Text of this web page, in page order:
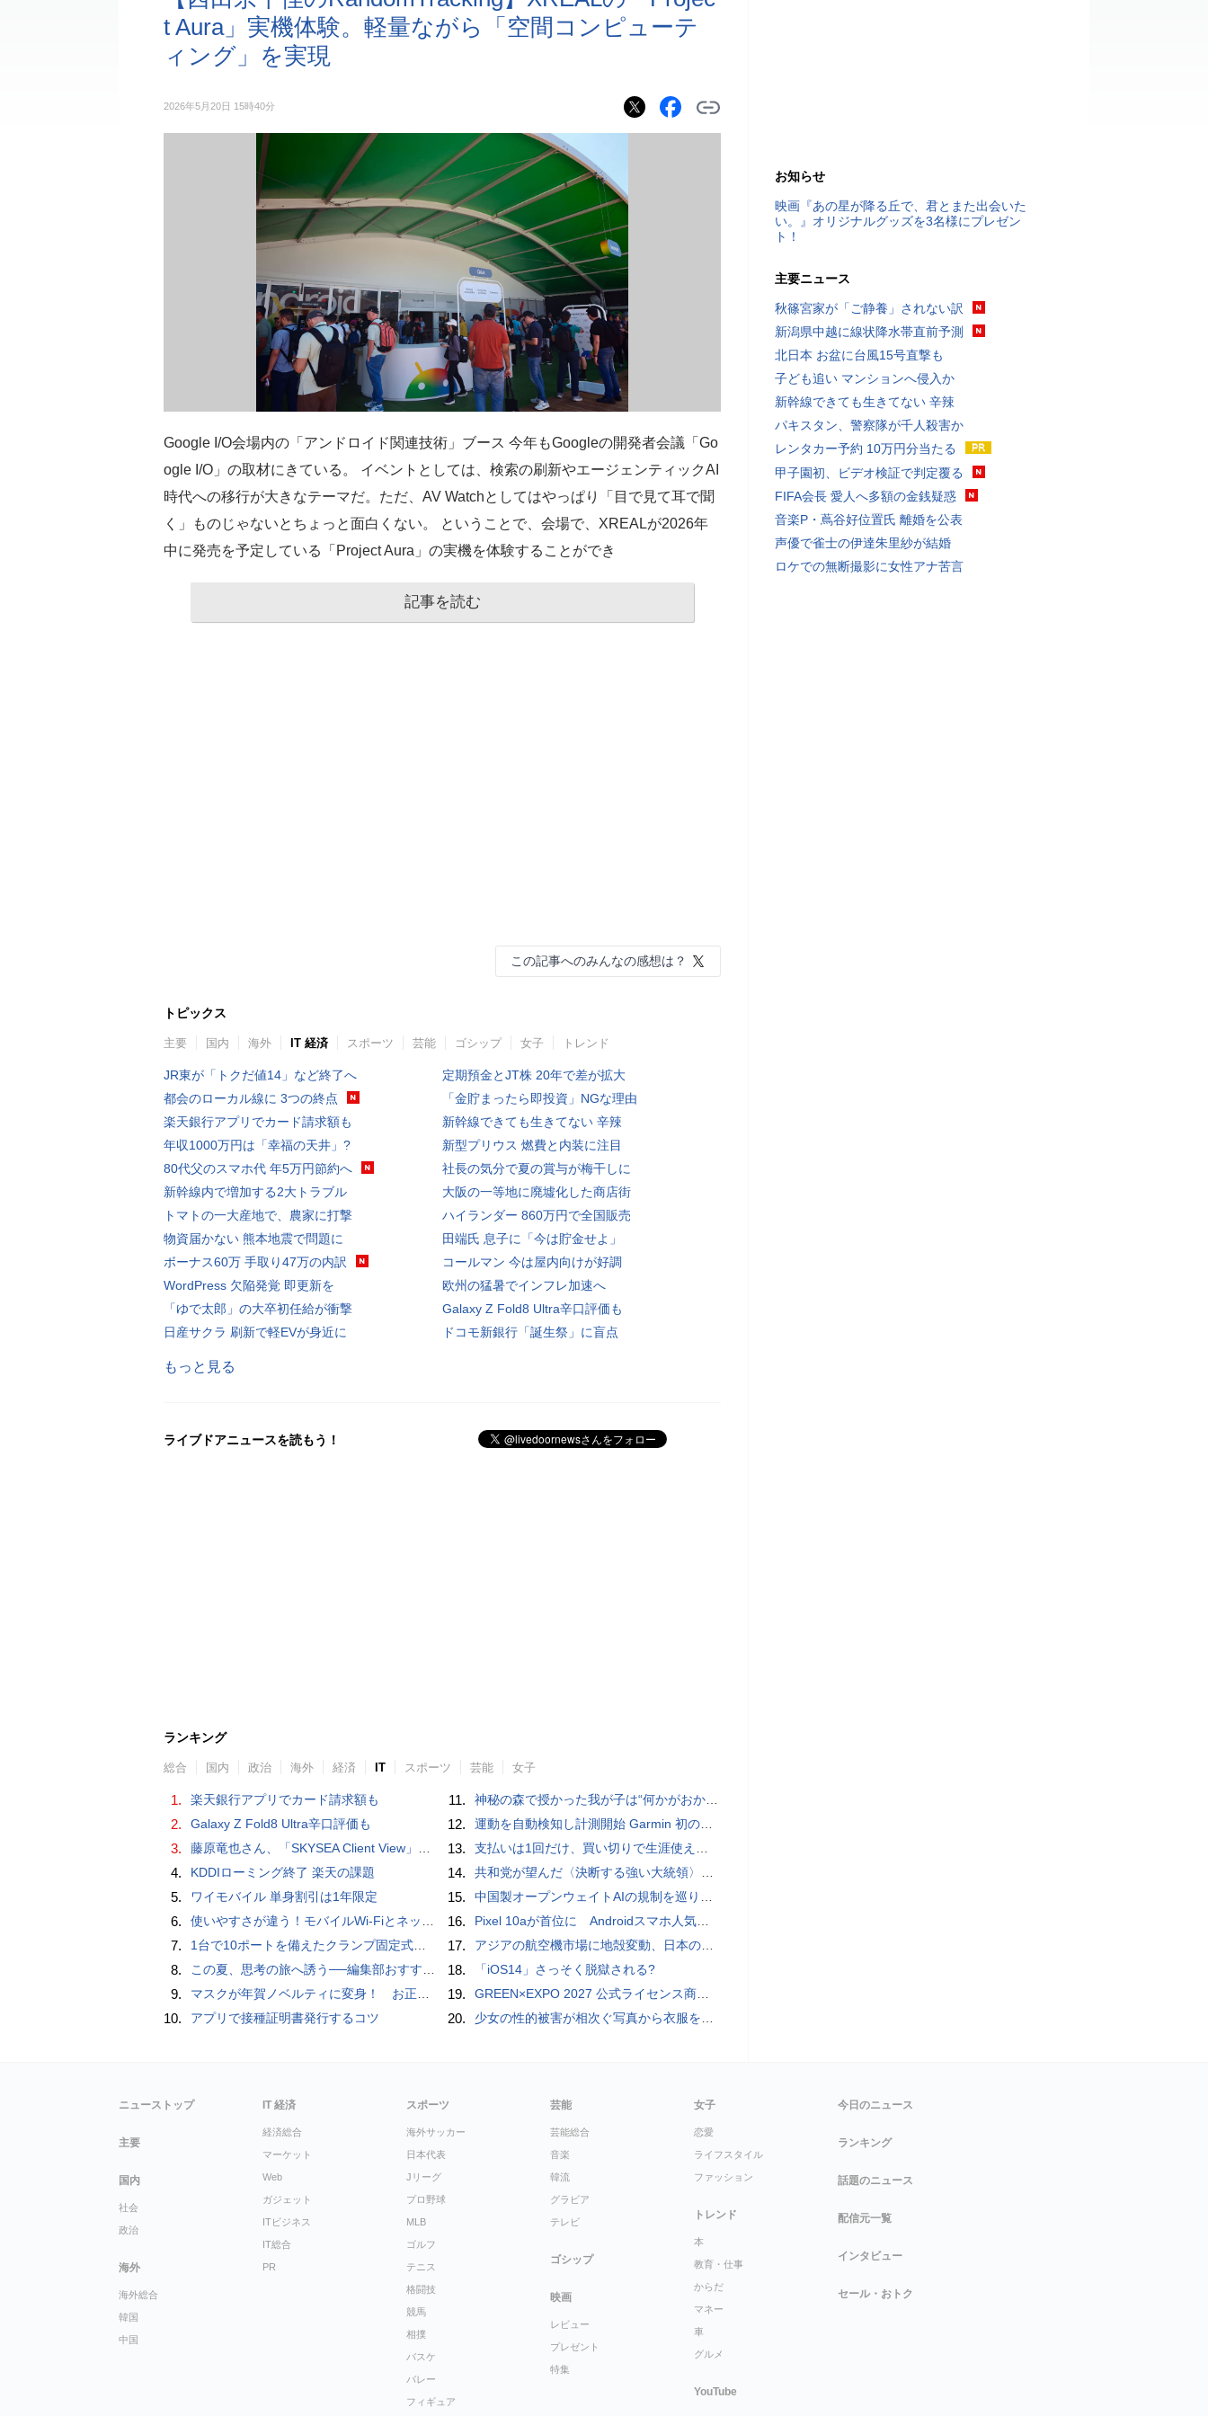
t Aura」実機体験。軽量ながら「空間コンピューテ
ィング」を実現
2026年5月20日 15時40分
Google I/O会場内の「アンドロイド関連技術」ブース 今年もGoogleの開発者会議「Go
ogle I/O」の取材にきている。 イベントとしては、検索の刷新やエージェンティックAI
時代への移行が大きなテーマだ。ただ、AV Watchとしてはやっぱり「目で見て耳で聞
く」ものじゃないとちょっと面白くない。 ということで、会場で、XREALが2026年
中に発売を予定している「Project Aura」の実機を体験することができ
記事を読む
この記事へのみんなの感想は？
トピックス
主要 国内 海外 IT 経済 スポーツ 芸能 ゴシップ 女子 トレンド
JR東が「トクだ値14」など終了へ
都会のローカル線に 3つの終点
楽天銀行アプリでカード請求額も
年収1000万円は「幸福の天井」?
80代父のスマホ代 年5万円節約へ
新幹線内で増加する2大トラブル
トマトの一大産地で、農家に打撃
物資届かない 熊本地震で問題に
ボーナス60万 手取り47万の内訳
WordPress 欠陥発覚 即更新を
「ゆで太郎」の大卒初任給が衝撃
日産サクラ 刷新で軽EVが身近に
定期預金とJT株 20年で差が拡大
「金貯まったら即投資」NGな理由
新幹線できても生きてない 辛辣
新型プリウス 燃費と内装に注目
社長の気分で夏の賞与が梅干しに
大阪の一等地に廃墟化した商店街
ハイランダー 860万円で全国販売
田端氏 息子に「今は貯金せよ」
コールマン 今は屋内向けが好調
欧州の猛暑でインフレ加速へ
Galaxy Z Fold8 Ultra辛口評価も
ドコモ新銀行「誕生祭」に盲点
もっと見る
ライブドアニュースを読もう！
ランキング
総合 国内 政治 海外 経済 IT スポーツ 芸能 女子
1. 楽天銀行アプリでカード請求額も
2. Galaxy Z Fold8 Ultra辛口評価も
3. 藤原竜也さん、「SKYSEA Client View」新CMで「AI労務改善」をアピール 働き方をAIが分析したら「すぐに休んで」と言われる？
4. KDDIローミング終了 楽天の課題
5. ワイモバイル 単身割引は1年限定
6. 使いやすさが違う！モバイルWi-FiとネットHDD【PC-DIY 秋の陣】
7. 1台で10ポートを備えたクランプ固定式電源タップ「Anker Nano Power Strip (10-in-1, 70W, クランプ式)」レビュー
8. この夏、思考の旅へ誘う──編集部おすすめの7冊：WIRED BOOK GUIDE
9. マスクが年賀ノベルティに変身！ お正月特別パッケージの注文受付開始
10. アプリで接種証明書発行するコツ
11. 神秘の森で授かった我が子は“何かがおかしい”『ナイトボーン -夜哭-』本編映像解禁 母の絶叫顔うちわが全国の劇場に［ホラー通信］
12. 運動を自動検知し計測開始 Garmin 初のスマートバンドを発売 10日間のロングバッテリーで手間いらず
13. 支払いは1回だけ、買い切りで生涯使えるプランがあるオンラインストレージ4選
14. 共和党が望んだ〈決断する強い大統領〉が統治するアメリカの到来──「アメリカン・ドッペルゲンガー」by 池田純一#14
15. 中国製オープンウェイトAIの規制を巡り、シリコンバレーで意見が二分
16. Pixel 10aが首位に Androidスマホ人気ランキングTOP10 2026/8/8
17. アジアの航空機市場に地殻変動、日本のサプライヤーに影響も
18. 「iOS14」さっそく脱獄される?
19. GREEN×EXPO 2027 公式ライセンス商品！初の「トゥンクトゥンク」公式LINEスタンプ、販売開始
20. 少女の性的被害が相次ぐ写真から衣服を剥ぎ取るAIポルノアプリ「ClothOff」の背後にいる人物とは？
お知らせ
映画『あの星が降る丘で、君とまた出会いた
い。』オリジナルグッズを3名様にプレゼン
ト！
主要ニュース
秋篠宮家が「ご静養」されない訳
新潟県中越に線状降水帯直前予測
北日本 お盆に台風15号直撃も
子ども追い マンションへ侵入か
新幹線できても生きてない 辛辣
パキスタン、警察隊が千人殺害か
レンタカー予約 10万円分当たる
甲子園初、ビデオ検証で判定覆る
FIFA会長 愛人へ多額の金銭疑惑
音楽P・蔦谷好位置氏 離婚を公表
声優で雀士の伊達朱里紗が結婚
ロケでの無断撮影に女性アナ苦言
ニューストップ
主要
国内
社会
政治
海外
海外総合
韓国
中国
IT 経済
経済総合
マーケット
Web
ガジェット
ITビジネス
IT総合
PR
スポーツ
海外サッカー
日本代表
Jリーグ
プロ野球
MLB
ゴルフ
テニス
格闘技
競馬
相撲
バスケ
バレー
フィギュア
芸能
芸能総合
音楽
韓流
グラビア
テレビ
ゴシップ
映画
レビュー
プレゼント
特集
女子
恋愛
ライフスタイル
ファッション
トレンド
本
教育・仕事
からだ
マネー
車
グルメ
YouTube
今日のニュース
ランキング
話題のニュース
配信元一覧
インタビュー
セール・おトク